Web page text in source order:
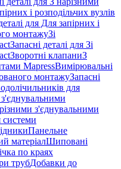
і розподільчих вузлів
для Для запірних і
монтажуЗі
Запасні деталі для Зі
Зворотні клапаниЗ
MapressВимірювальні
монтажуЗапасні
для
з'єднувальними
системи
Панельне
матеріалШиповані
по краях
трубДобавки до